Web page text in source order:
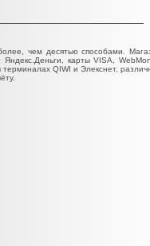
чем десятью способами.
Яндекс.Деньги, карты VISA,
QIWI и Элекснет,